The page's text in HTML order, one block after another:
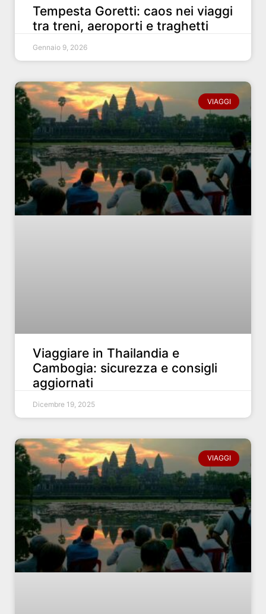
Tempesta Goretti: caos nei viaggi
tra treni, aeroporti e traghetti
Gennaio 9, 2026
VIAGGI
Viaggiare in Thailandia e
Cambogia: sicurezza e consigli
aggiornati
Dicembre 19, 2025
VIAGGI